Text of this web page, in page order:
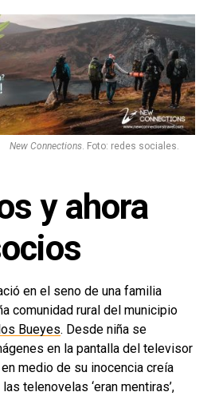
New Connections. Foto: redes sociales.
y ahora
en el seno de una familia
comunidad rural del municipio
Bueyes. Desde niña se
en la pantalla del televisor
medio de su inocencia creía
telenovelas ‘eran mentiras’,